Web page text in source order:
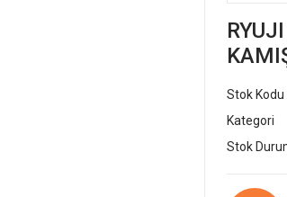
Stok Kodu
Kategori
Stok